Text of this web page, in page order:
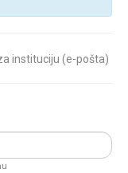
instituciju (e-pošta)